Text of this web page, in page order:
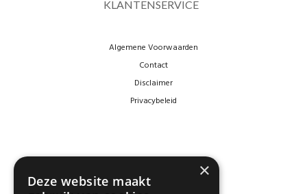
KLANTENSERVICE
Algemene Voorwaarden
Contact
Disclaimer
Privacybeleid
×
Deze website maakt